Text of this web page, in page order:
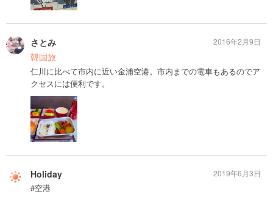
さとみ
韓国旅
仁川に比べて市内に近い金浦空港。市内までの電車もあるのでア
クセスには便利です。
2016年2月9日
Holiday
#空港
2019年6月3日